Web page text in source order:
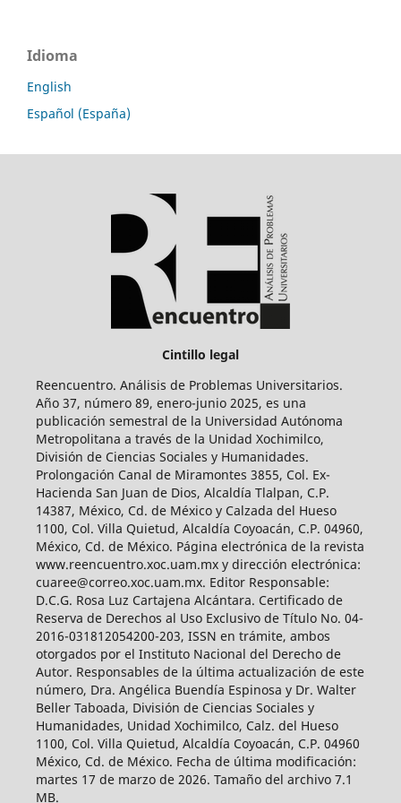
Idioma
English
Español (España)
Cintillo legal
Reencuentro. Análisis de Problemas Universitarios.
Año 37, número 89, enero-junio 2025, es una
publicación semestral de la Universidad Autónoma
Metropolitana a través de la Unidad Xochimilco,
División de Ciencias Sociales y Humanidades.
Prolongación Canal de Miramontes 3855, Col. Ex-
Hacienda San Juan de Dios, Alcaldía Tlalpan, C.P.
14387, México, Cd. de México y Calzada del Hueso
1100, Col. Villa Quietud, Alcaldía Coyoacán, C.P. 04960,
México, Cd. de México. Página electrónica de la revista
www.reencuentro.xoc.uam.mx y dirección electrónica:
cuaree@correo.xoc.uam.mx. Editor Responsable:
D.C.G. Rosa Luz Cartajena Alcántara. Certificado de
Reserva de Derechos al Uso Exclusivo de Título No. 04-
2016-031812054200-203, ISSN en trámite, ambos
otorgados por el Instituto Nacional del Derecho de
Autor. Responsables de la última actualización de este
número, Dra. Angélica Buendía Espinosa y Dr. Walter
Beller Taboada, División de Ciencias Sociales y
Humanidades, Unidad Xochimilco, Calz. del Hueso
1100, Col. Villa Quietud, Alcaldía Coyoacán, C.P. 04960
México, Cd. de México. Fecha de última modificación:
martes 17 de marzo de 2026. Tamaño del archivo 7.1
MB.